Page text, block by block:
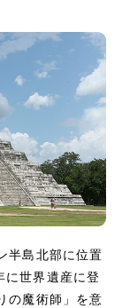
半島北部に位置
世界遺産に登
の魔術師」を意